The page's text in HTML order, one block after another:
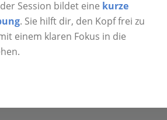
Session bildet eine kurze
. Sie hilft dir, den Kopf frei zu
einem klaren Fokus in die